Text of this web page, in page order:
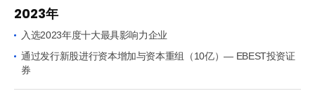
2023年
入选2023年度十大最具影响力企业
通过发行新股进行资本增加与资本重组（10亿）— EBEST投资证
券